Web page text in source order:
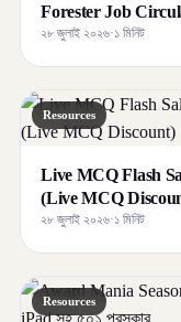
Forester Job
২৮ জুলাই ২০২৬·১ মিনিট
Resources
Live MCQ Flash Sale |
(Live MCQ
২৮ জুলাই ২০২৬·১ মিনিট
Resources